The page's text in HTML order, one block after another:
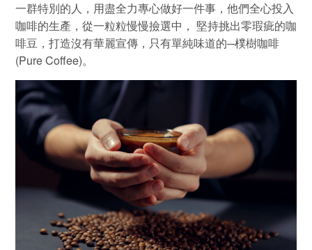
一群特別的人，用盡全力專心做好一件事，他們全心投入
咖啡的生產，從一粒粒慢慢撿選中， 堅持挑出零瑕疵的咖
啡豆，打造沒有華麗宣傳，只有單純味道的─樸樹咖啡
(Pure Coffee)。